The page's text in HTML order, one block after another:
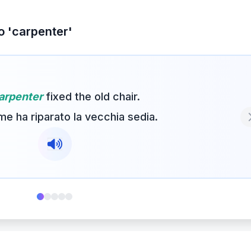
'carpenter'
fixed the old chair.
ha riparato la vecchia sedia.